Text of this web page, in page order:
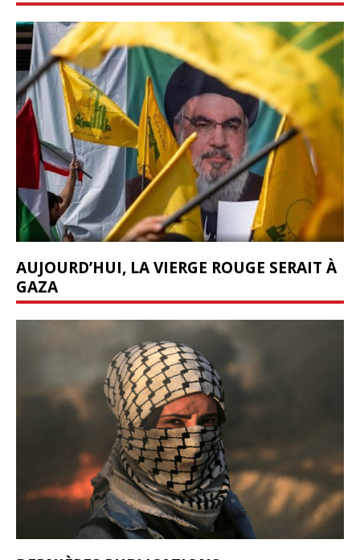
AUJOURD’HUI, LA VIERGE ROUGE SERAIT À
GAZA